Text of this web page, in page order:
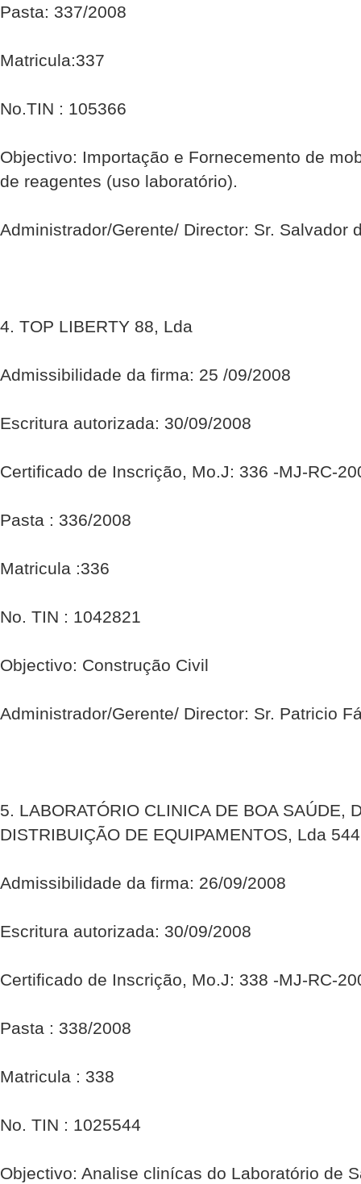
Pasta: 337/2008
Matricula:337
No.TIN : 105366
Objectivo: Importação e Fornecemento de
de reagentes (uso laboratório).
Administrador/Gerente/ Director: Sr. Salvador
4. TOP LIBERTY 88, Lda
Admissibilidade da firma: 25 /09/2008
Escritura autorizada: 30/09/2008
Certificado de Inscrição, Mo.J: 336 -MJ-RC-
Pasta : 336/2008
Matricula :336
No. TIN : 1042821
Objectivo: Construção Civil
Administrador/Gerente/ Director: Sr. Patricio
5. LABORATÓRIO CLINICA DE BOA SAÚDE,
DISTRIBUIÇÃO DE EQUIPAMENTOS, Lda 544
Admissibilidade da firma: 26/09/2008
Escritura autorizada: 30/09/2008
Certificado de Inscrição, Mo.J: 338 -MJ-RC-
Pasta : 338/2008
Matricula : 338
No. TIN : 1025544
Objectivo: Analise clinícas do Laboratório de